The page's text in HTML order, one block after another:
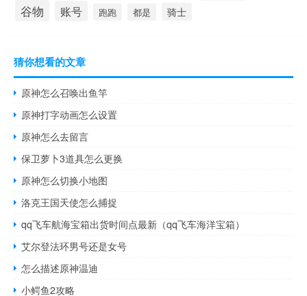
谷物 账号 跑跑 都是 骑士
猜你想看的文章
原神怎么召唤出鱼竿
原神打字动画怎么设置
原神怎么去留言
保卫萝卜3道具怎么更换
原神怎么切换小地图
洛克王国天使怎么捕捉
qq飞车航海宝箱出货时间点最新（qq飞车海洋宝箱）
艾尔登法环男号还是女号
怎么描述原神温迪
小鳄鱼2攻略